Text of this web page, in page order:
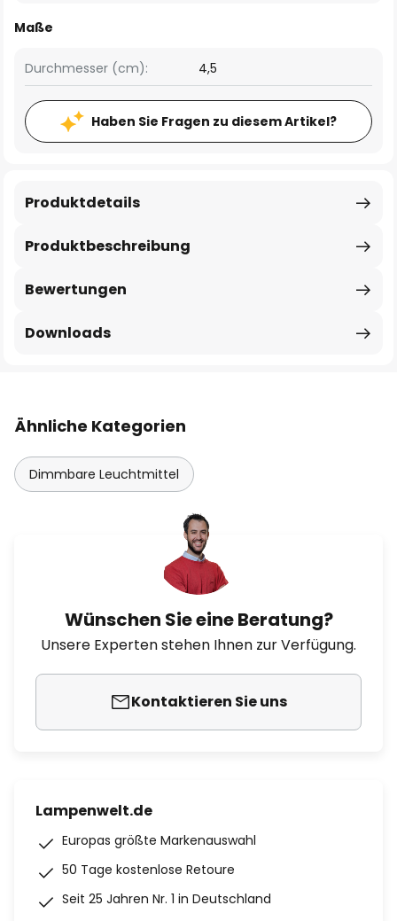
Maße
Durchmesser (cm): 4,5
Haben Sie Fragen zu diesem Artikel?
Produktbeschreibung
Produktdetails
Bewertungen
Downloads
Ähnliche Kategorien
Dimmbare Leuchtmittel
Wünschen Sie eine Beratung?
Unsere Experten stehen Ihnen zur Verfügung.
Kontaktieren Sie uns
Lampenwelt.de
Europas größte Markenauswahl
50 Tage kostenlose Retoure
Seit 25 Jahren Nr. 1 in Deutschland